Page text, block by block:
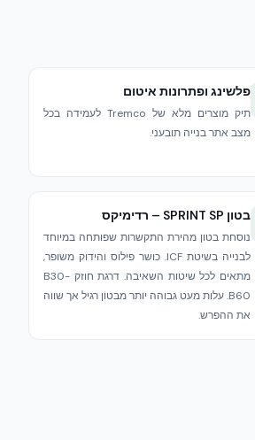
פלשינג ופתרונות איטום
תיק מוצרים מלא של Tremco לעמידה בכל
מצב אתר בנייה תובעני.
בטון SPRINT SP – רדימיקס
נוסחת בטון מהירת התקשרות שפותחה במיוחד
לבנייה בשיטת ICF. כושר פילוס והידוק משופר,
מתאים לכל שיטות השאיבה. דרגת חוזק B30-
B60. עלות מעט גבוהה יותר מבטון רגיל אך שווה
את ההפרש.